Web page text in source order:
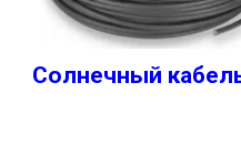
Солнечный